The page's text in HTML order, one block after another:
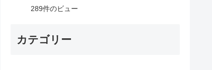
289件のビュー
カテゴリー